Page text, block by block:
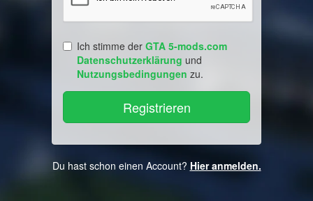
Ich stimme der GTA 5-mods.com
Datenschutzerklärung und
Nutzungsbedingungen zu.
Du hast schon einen Account? Hier anmelden.